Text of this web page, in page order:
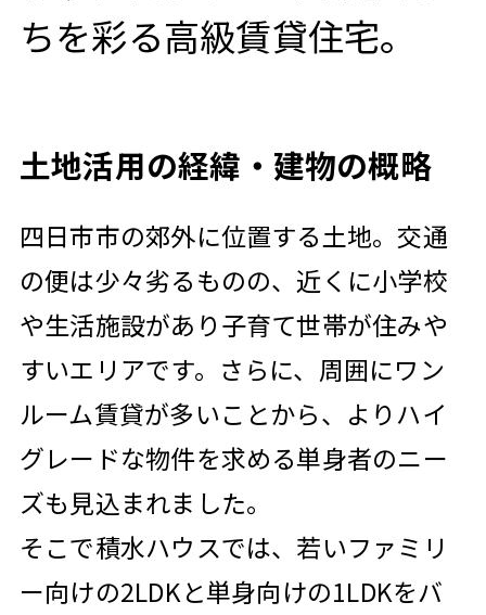
ちを彩る高級賃貸住宅。
土地活用の経緯・建物の概略
四日市市の郊外に位置する土地。交通
の便は少々劣るものの、近くに小学校
や生活施設があり子育て世帯が住みや
すいエリアです。さらに、周囲にワン
ルーム賃貸が多いことから、よりハイ
グレードな物件を求める単身者のニー
ズも見込まれました。
そこで積水ハウスでは、若いファミリ
ー向けの2LDKと単身向けの1LDKをバ